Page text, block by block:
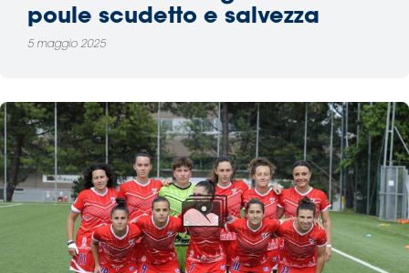
poule scudetto e salvezza
5 maggio 2025